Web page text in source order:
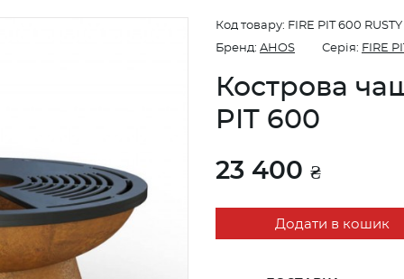
Код товару: FIRE PIT 600 RUSTY
Бренд: AHOS Серія: FIRE
Кострова
PIT 600
23 400 ₴
Додати в кошик